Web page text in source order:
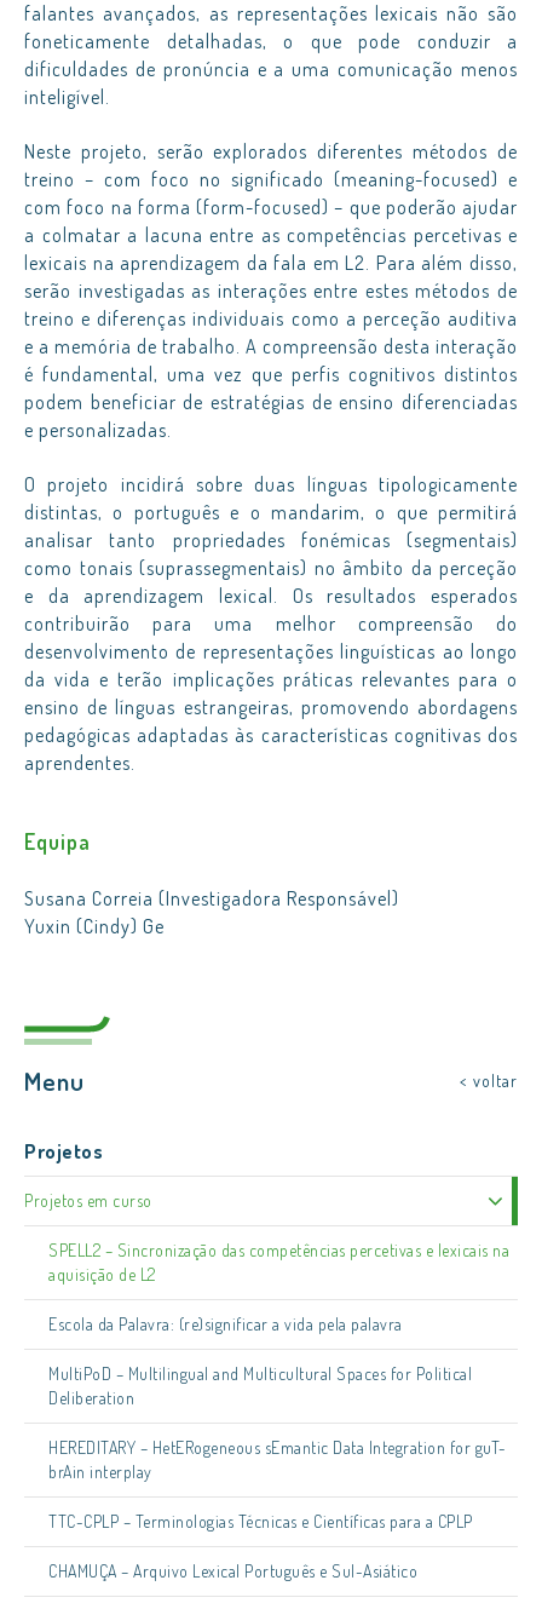
falantes avançados, as representações lexicais não são
foneticamente detalhadas, o que pode conduzir a
dificuldades de pronúncia e a uma comunicação menos
inteligível.
Neste projeto, serão explorados diferentes métodos de
treino – com foco no significado (meaning-focused) e
com foco na forma (form-focused) – que poderão ajudar
a colmatar a lacuna entre as competências percetivas e
lexicais na aprendizagem da fala em L2. Para além disso,
serão investigadas as interações entre estes métodos de
treino e diferenças individuais como a perceção auditiva
e a memória de trabalho. A compreensão desta interação
é fundamental, uma vez que perfis cognitivos distintos
podem beneficiar de estratégias de ensino diferenciadas
e personalizadas.
O projeto incidirá sobre duas línguas tipologicamente
distintas, o português e o mandarim, o que permitirá
analisar tanto propriedades fonémicas (segmentais)
como tonais (suprassegmentais) no âmbito da perceção
e da aprendizagem lexical. Os resultados esperados
contribuirão para uma melhor compreensão do
desenvolvimento de representações linguísticas ao longo
da vida e terão implicações práticas relevantes para o
ensino de línguas estrangeiras, promovendo abordagens
pedagógicas adaptadas às características cognitivas dos
aprendentes.
Equipa
Susana Correia (Investigadora Responsável)
Yuxin (Cindy) Ge
Menu < voltar
Projetos
Projetos em curso
SPELL2 – Sincronização das competências percetivas e lexicais na
aquisição de L2
Escola da Palavra: (re)significar a vida pela palavra
MultiPoD – Multilingual and Multicultural Spaces for Political
Deliberation
HEREDITARY – HetERogeneous sEmantic Data Integration for guT-
brAin interplay
TTC-CPLP – Terminologias Técnicas e Científicas para a CPLP
CHAMUÇA – Arquivo Lexical Português e Sul-Asiático